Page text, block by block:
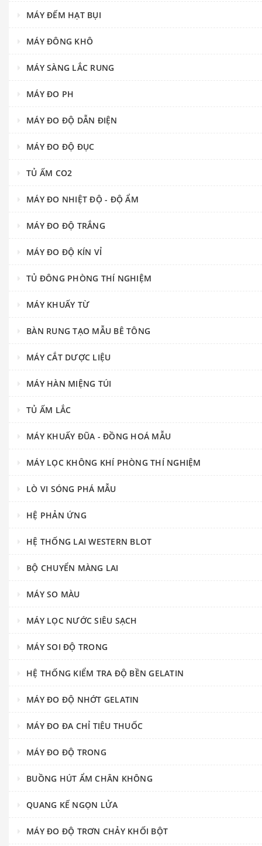
MÁY ĐẾM HẠT BỤI
MÁY ĐÔNG KHÔ
MÁY SÀNG LẮC RUNG
MÁY ĐO PH
MÁY ĐO ĐỘ DẪN ĐIỆN
MÁY ĐO ĐỘ ĐỤC
TỦ ẤM CO2
MÁY ĐO NHIỆT ĐỘ - ĐỘ ẨM
MÁY ĐO ĐỘ TRẮNG
MÁY ĐO ĐỘ KÍN VỈ
TỦ ĐÔNG PHÒNG THÍ NGHIỆM
MÁY KHUẤY TỪ
BÀN RUNG TẠO MẪU BÊ TÔNG
MÁY CẮT DƯỢC LIỆU
MÁY HÀN MIỆNG TÚI
TỦ ẤM LẮC
MÁY KHUẤY ĐŨA - ĐỒNG HOÁ MẪU
MÁY LỌC KHÔNG KHÍ PHÒNG THÍ NGHIỆM
LÒ VI SÓNG PHÁ MẪU
HỆ PHẢN ỨNG
HỆ THỐNG LAI WESTERN BLOT
BỘ CHUYỂN MÀNG LAI
MÁY SO MÀU
MÁY LỌC NƯỚC SIÊU SẠCH
MÁY SOI ĐỘ TRONG
HỆ THỐNG KIỂM TRA ĐỘ BỀN GELATIN
MÁY ĐO ĐỘ NHỚT GELATIN
MÁY ĐO ĐA CHỈ TIÊU THUỐC
MÁY ĐO ĐỘ TRONG
BUỒNG HÚT ẨM CHÂN KHÔNG
QUANG KẾ NGỌN LỬA
MÁY ĐO ĐỘ TRƠN CHẢY KHỐI BỘT